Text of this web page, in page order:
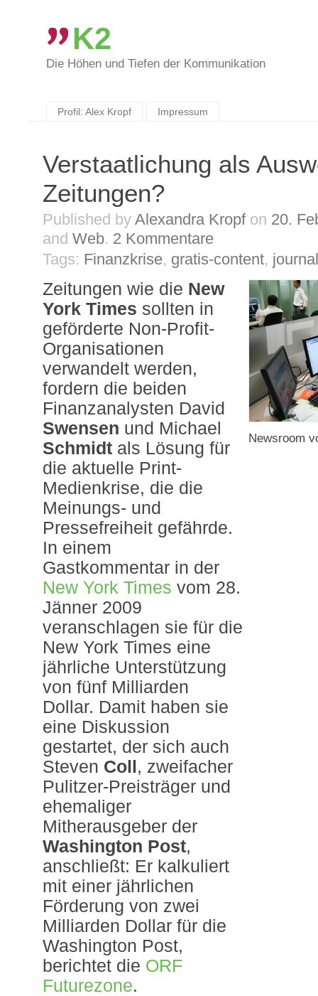
K2
Die Höhen und Tiefen der Kommunikation
Profil: Alex Kropf
Impressum
Verstaatlichung als
Zeitungen?
Published by Alexandra Kropf on 20.
and Web. 2 Kommentare
Tags: Finanzkrise, gratis-content,
Newsroom
Zeitungen wie die New
York Times sollten in
geförderte Non-Profit-
Organisationen
verwandelt werden,
fordern die beiden
Finanzanalysten David
Swensen und Michael
Schmidt als Lösung für
die aktuelle Print-
Medienkrise, die die
Meinungs- und
Pressefreiheit gefährde.
In einem
Gastkommentar in der
New York Times vom 28.
Jänner 2009
veranschlagen sie für die
New York Times eine
jährliche Unterstützung
von fünf Milliarden
Dollar. Damit haben sie
eine Diskussion
gestartet, der sich auch
Steven Coll , zweifacher
Pulitzer-Preisträger und
ehemaliger
Mitherausgeber der
Washington Post,
anschließt: Er kalkuliert
mit einer jährlichen
Förderung von zwei
Milliarden Dollar für die
Washington Post,
berichtet die ORF
Futurezone.